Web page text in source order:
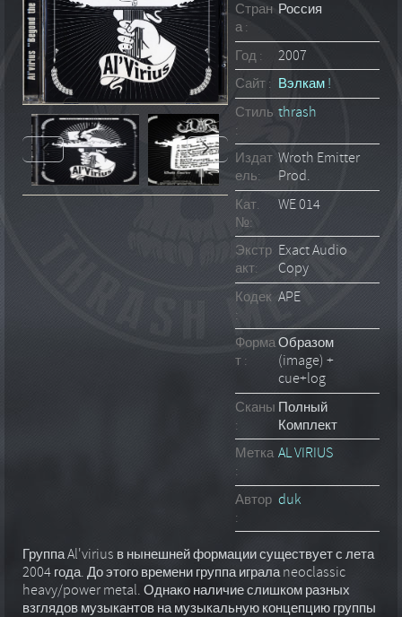
Стран
а :
Россия
Год :
2007
Сайт : Вэлкам !
Стиль
:
thrash
Издат
ель:
Wroth Emitter
Prod.
Кат.
№:
WE 014
Экстр
акт:
Exact Audio
Copy
Кодек
:
APE
Форма
т :
Образом
(image) +
cue+log
Сканы
:
Полный
Комплект
Метка
:
AL VIRIUS
Автор
:
duk
Группа Al'virius в нынешней формации существует с лета
2004 года. До этого времени группа играла neoclassic
heavy/power metal. Однако наличие слишком разных
взглядов музыкантов на музыкальную концепцию группы